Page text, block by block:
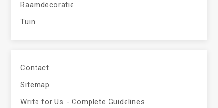
Raamdecoratie
Tuin
Contact
Sitemap
Write for Us - Complete Guidelines